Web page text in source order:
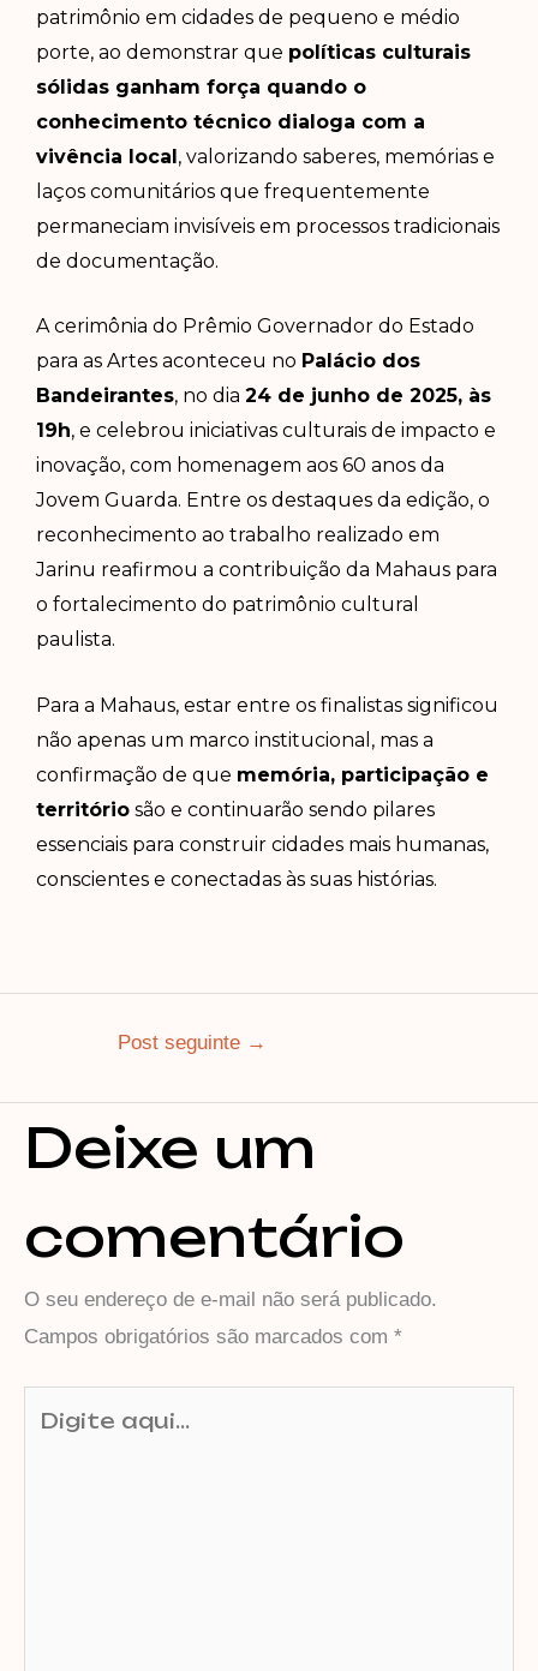
patrimônio em cidades de pequeno e médio
porte, ao demonstrar que políticas culturais
sólidas ganham força quando o
conhecimento técnico dialoga com a
vivência local, valorizando saberes, memórias e
laços comunitários que frequentemente
permaneciam invisíveis em processos tradicionais
de documentação.
A cerimônia do Prêmio Governador do Estado
para as Artes aconteceu no Palácio dos
Bandeirantes, no dia 24 de junho de 2025, às
19h, e celebrou iniciativas culturais de impacto e
inovação, com homenagem aos 60 anos da
Jovem Guarda. Entre os destaques da edição, o
reconhecimento ao trabalho realizado em
Jarinu reafirmou a contribuição da Mahaus para
o fortalecimento do patrimônio cultural
paulista.
Para a Mahaus, estar entre os finalistas significou
não apenas um marco institucional, mas a
confirmação de que memória, participação e
território são e continuarão sendo pilares
essenciais para construir cidades mais humanas,
conscientes e conectadas às suas histórias.
Post seguinte →
Deixe um
comentário
O seu endereço de e-mail não será publicado.
Campos obrigatórios são marcados com *